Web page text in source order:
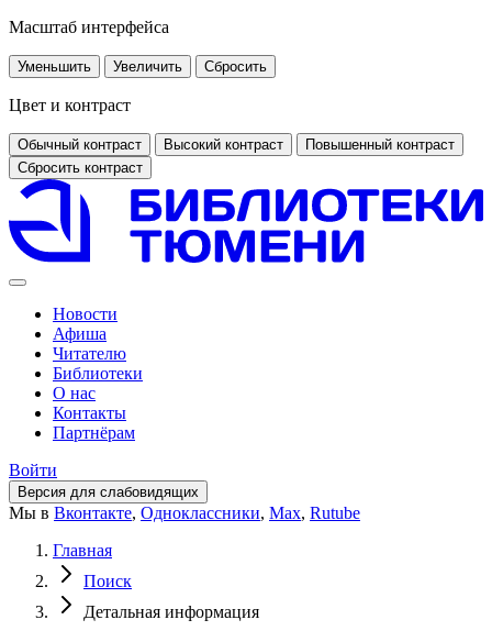
Масштаб интерфейса
Уменьшить Увеличить Сбросить
Цвет и контраст
Обычный контраст Высокий контраст
Повышенный контраст
Сбросить контраст
Новости
Афиша
Читателю
Библиотеки
О нас
Контакты
Партнёрам
Войти
Версия для слабовидящих
Мы в Вконтакте, Одноклассники, Max, Rutube
Главная
Поиск
Детальная информация